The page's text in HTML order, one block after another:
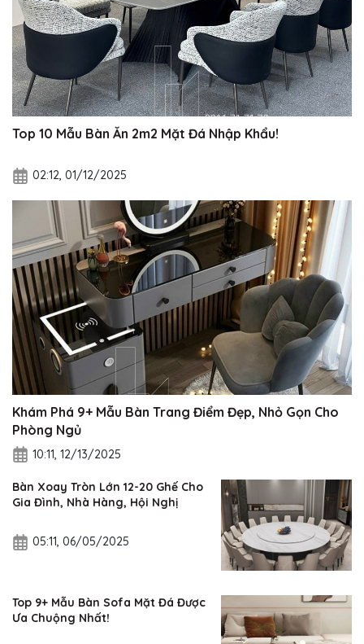
Top 10 Mẫu Bàn Ăn 2m2 Mặt Đá Nhập Khẩu!
02:12, 01/12/2025
Khám Phá 9+ Mẫu Bàn Trang Điểm Đẹp, Nhỏ Gọn Cho
Phòng Ngủ
10:11, 12/13/2025
Bàn Xoay Tròn Lớn 12-20 Ghế Cho
Gia Đình, Nhà Hàng, Hội Nghị
05:11, 06/05/2025
Top 9+ Mẫu Bàn Sofa Mặt Đá Được
Ưa Chuộng Nhất!